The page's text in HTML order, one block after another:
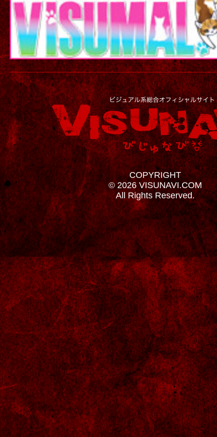
COPYRIGHT
© 2026 VISUNAVI.COM
All Rights Reserved.